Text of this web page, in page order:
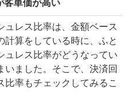
客単価が高い
ュレス比率は、金額ベース
計算をしている時に、ふと
ュレス比率がどうなってい
いました。そこで、決済回
率もチェックしてみるこ